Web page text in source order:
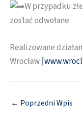
W przypadku
zostać odwołane
Realizowane
Wrocław [
← Poprzedni Wpis